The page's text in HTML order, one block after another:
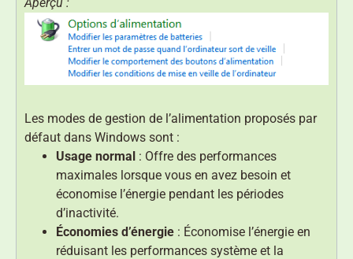
Les modes de gestion de l’alimentation proposés par
défaut dans Windows sont :
Usage normal : Offre des performances
maximales lorsque vous en avez besoin et
économise l’énergie pendant les périodes
d’inactivité.
Économies d’énergie : Économise l’énergie en
réduisant les performances système et la